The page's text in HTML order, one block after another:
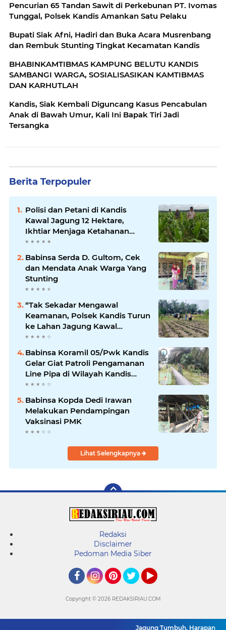
Pencurian 65 Tandan Sawit di Perkebunan PT. Ivomas
Tunggal, Polsek Kandis Amankan Satu Pelaku
Bupati Siak Afni, Hadiri dan Buka Acara Musrenbang
dan Rembuk Stunting Tingkat Kecamatan Kandis
BHABINKAMTIBMAS KAMPUNG BELUTU KANDIS
SAMBANGI WARGA, SOSIALISASIKAN KAMTIBMAS
DAN KARHUTLAH
Kandis, Siak Kembali Diguncang Kasus Pencabulan
Anak di Bawah Umur, Kali Ini Bapak Tiri Jadi
Tersangka
Berita Terpopuler
Polisi dan Petani di Kandis
Kawal Jagung 12 Hektare,
Ikhtiar Menjaga Ketahanan
Pangan
Babinsa Serda D. Gultom, Cek
dan Mendata Anak Warga Yang
Stunting
“Tak Sekadar Mengawal
Keamanan, Polsek Kandis Turun
ke Lahan Jagung Kawal
Ketahanan Pangan
Babinsa Koramil 05/Pwk Kandis
Gelar Giat Patroli Pengamanan
Line Pipa di Wilayah Kandis
Kandis
Babinsa Kopda Dedi Irawan
Melakukan Pendampingan
Vaksinasi PMK
Lihat Selengkapnya
Redaksi
Disclaimer
Pedoman Media Siber
Jagung Tumbuh, Harapan
Copyright © 2026 REDAKSIRIAU.COM